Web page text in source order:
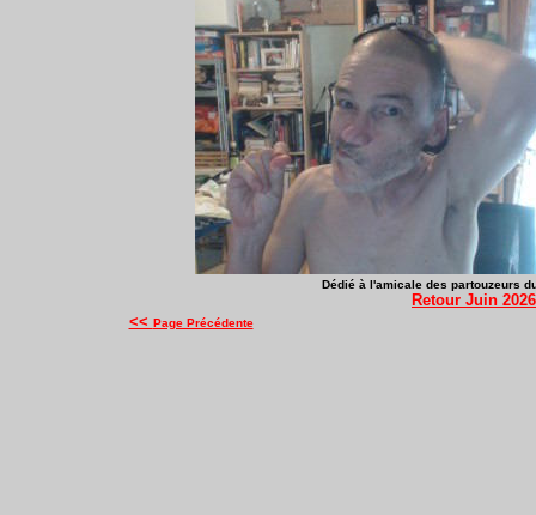
Dédié à l'amicale des partouzeurs
Retour Juin 2026
<< Page Précédente